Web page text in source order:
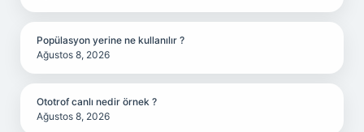
Popülasyon yerine ne kullanılır ?
Ağustos 8, 2026
Ototrof canlı nedir örnek ?
Ağustos 8, 2026